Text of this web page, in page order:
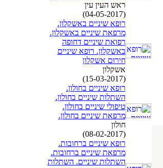
ראש העין עין
(04-05-2017)
רופא שיניים באשקלון.
מרפאת שיניים באשקלון.
רפואת שיניים דחופה
באשקלון. רופא שיניים
חירום אשקלון
אשקלון
(15-03-2017)
רופא שיניים בחולון.
השתלות שיניים בחולון.
טיפולי שיניים בחולון.
מרפאת שיניים בחולון.
חולון
(08-02-2017)
רופא שיניים ברחובות.
מרפאת שיניים ברחובות.
השתלות שיניים. השתלות